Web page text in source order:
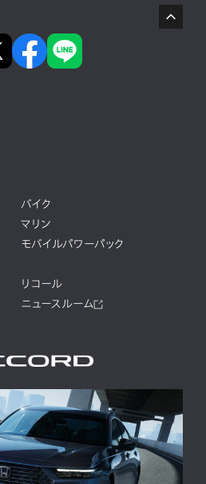
バイク
マリン
モバイルパワーパック
リコール
ニュースルーム